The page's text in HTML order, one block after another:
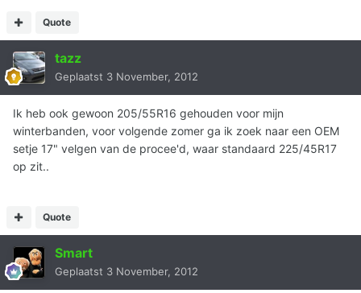
Quote
tazz
Geplaatst 3 November, 2012
Ik heb ook gewoon 205/55R16 gehouden voor mijn
winterbanden, voor volgende zomer ga ik zoek naar een OEM
setje 17" velgen van de procee'd, waar standaard 225/45R17
op zit..
Quote
Smart
Geplaatst 3 November, 2012